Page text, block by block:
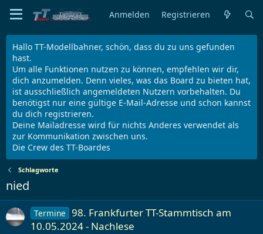
Anmelden Registrieren
Hallo TT-Modellbahner, schön, dass du zu uns gefunden
hast.
Um alle Funktionen nutzen zu können, empfehlen wir dir,
dich anzumelden. Denn vieles, was das Board zu bieten hat,
ist ausschließlich angemeldeten Nutzern vorbehalten. Du
benötigst nur eine gültige E-Mail-Adresse und schon kannst
du dich registrieren.
Deine Mailadresse wird für nichts Anderes verwendet als
zur Kommunikation zwischen uns.
Die Crew des TT-Boardes
Schlagworte
nied
Termine 98. Frankfurter TT-Stammtisch am
10.05.2024 - Nachlese